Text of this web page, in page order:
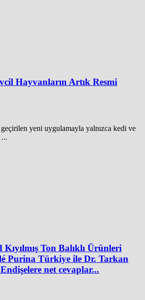
Hayvanların Artık Resmi
yeni uygulamayla yalnızca kedi ve
Ton Balıklı Ürünleri
Purina Türkiye ile Dr. Tarkan
net cevaplar...